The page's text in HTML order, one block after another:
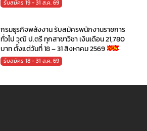
รับสมัคร 19 - 31 ส.ค. 69
กรมธุรกิจพลังงาน รับสมัครพนักงานราชการ
ทั่วไป วุฒิ ป.ตรี ทุกสาขาวิชา เงินเดือน 21,780
บาท ตั้งแต่วันที่ 18 – 31 สิงหาคม 2569
รับสมัคร 18 - 31 ส.ค. 69